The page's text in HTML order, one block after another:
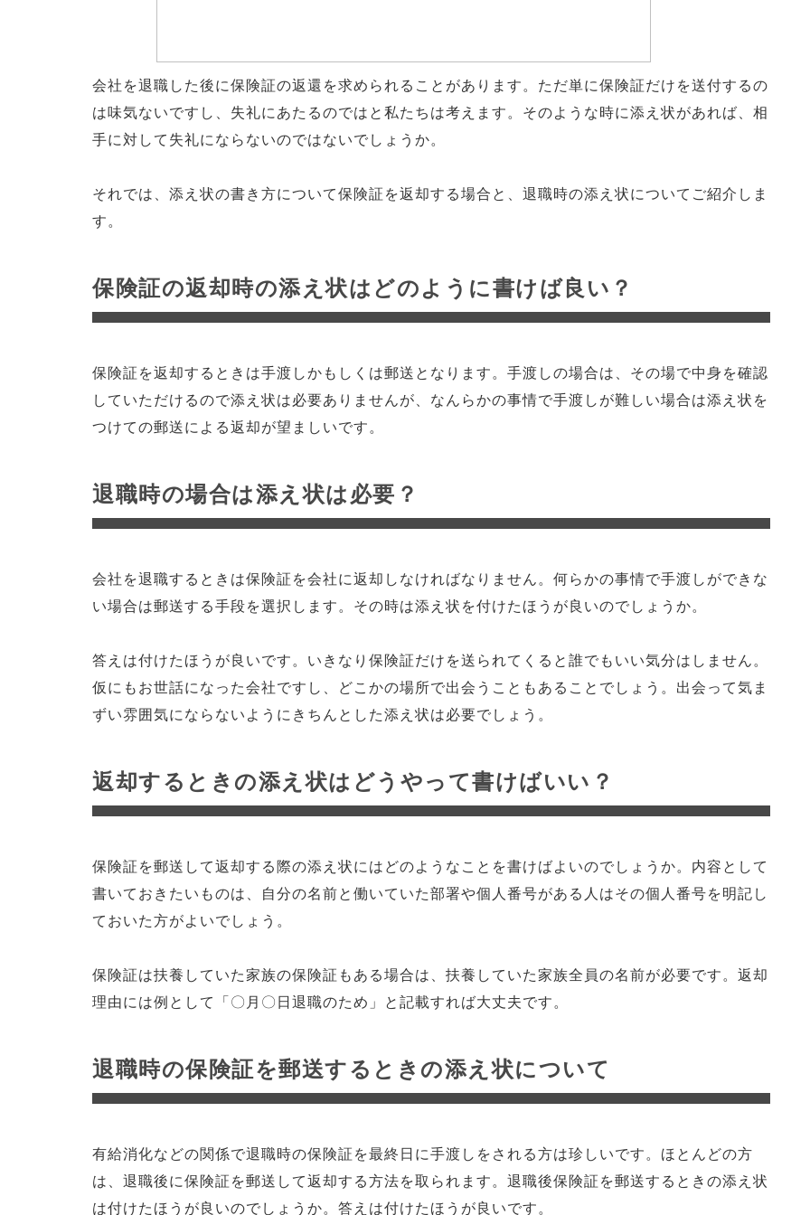
会社を退職した後に保険証の返還を求められることがあります。ただ単に保険証だけを送付するの
は味気ないですし、失礼にあたるのではと私たちは考えます。そのような時に添え状があれば、相
手に対して失礼にならないのではないでしょうか。
それでは、添え状の書き方について保険証を返却する場合と、退職時の添え状についてご紹介しま
す。
保険証の返却時の添え状はどのように書けば良い？
保険証を返却するときは手渡しかもしくは郵送となります。手渡しの場合は、その場で中身を確認
していただけるので添え状は必要ありませんが、なんらかの事情で手渡しが難しい場合は添え状を
つけての郵送による返却が望ましいです。
退職時の場合は添え状は必要？
会社を退職するときは保険証を会社に返却しなければなりません。何らかの事情で手渡しができな
い場合は郵送する手段を選択します。その時は添え状を付けたほうが良いのでしょうか。
答えは付けたほうが良いです。いきなり保険証だけを送られてくると誰でもいい気分はしません。
仮にもお世話になった会社ですし、どこかの場所で出会うこともあることでしょう。出会って気ま
ずい雰囲気にならないようにきちんとした添え状は必要でしょう。
返却するときの添え状はどうやって書けばいい？
保険証を郵送して返却する際の添え状にはどのようなことを書けばよいのでしょうか。内容として
書いておきたいものは、自分の名前と働いていた部署や個人番号がある人はその個人番号を明記し
ておいた方がよいでしょう。
保険証は扶養していた家族の保険証もある場合は、扶養していた家族全員の名前が必要です。返却
理由には例として「〇月〇日退職のため」と記載すれば大丈夫です。
退職時の保険証を郵送するときの添え状について
有給消化などの関係で退職時の保険証を最終日に手渡しをされる方は珍しいです。ほとんどの方
は、退職後に保険証を郵送して返却する方法を取られます。退職後保険証を郵送するときの添え状
は付けたほうが良いのでしょうか。答えは付けたほうが良いです。